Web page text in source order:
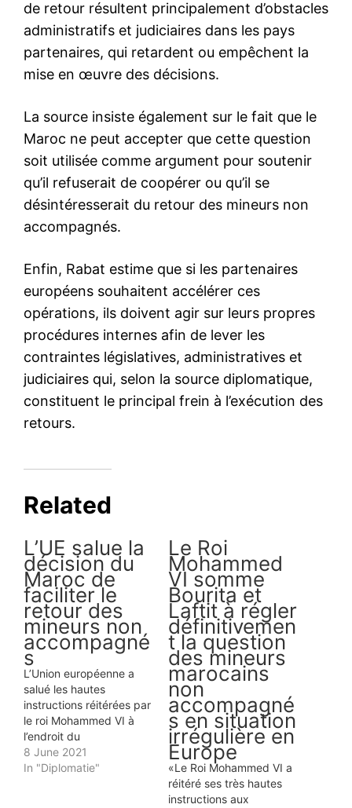
l’intention du gouvernement
américain de transférer son
ambassade de Tel-Aviv vers
la Ville Sainte. L’annonce de
Boris Johnson a envisagé
saisir des vaccins
AstraZeneca pendant la
pandémie
20 April 2026
In "Monde"